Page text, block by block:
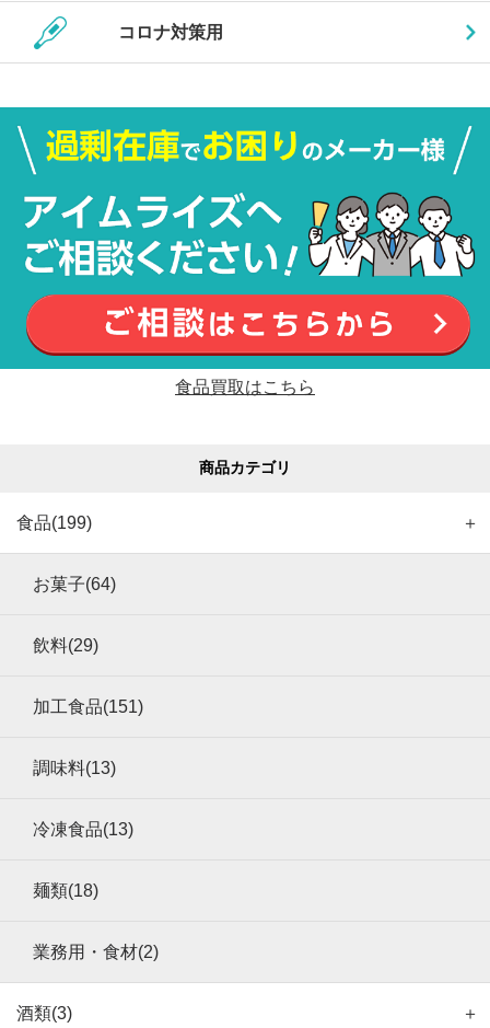
コロナ対策用
食品買取はこちら
商品カテゴリ
食品(199) ＋
お菓子(64)
飲料(29)
加工食品(151)
調味料(13)
冷凍食品(13)
麺類(18)
業務用・食材(2)
酒類(3) ＋